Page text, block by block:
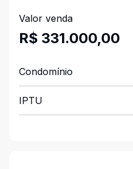
Valor venda
R$ 331.000,00
Condomínio
IPTU